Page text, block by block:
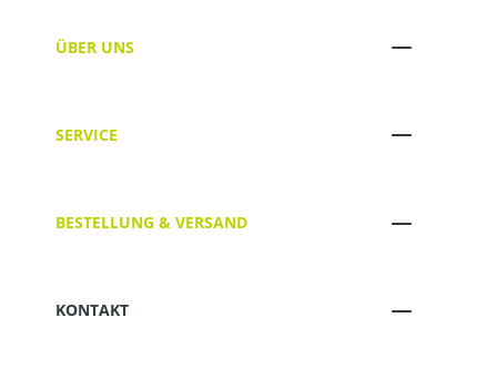
ÜBER UNS
SERVICE
BESTELLUNG & VERSAND
KONTAKT